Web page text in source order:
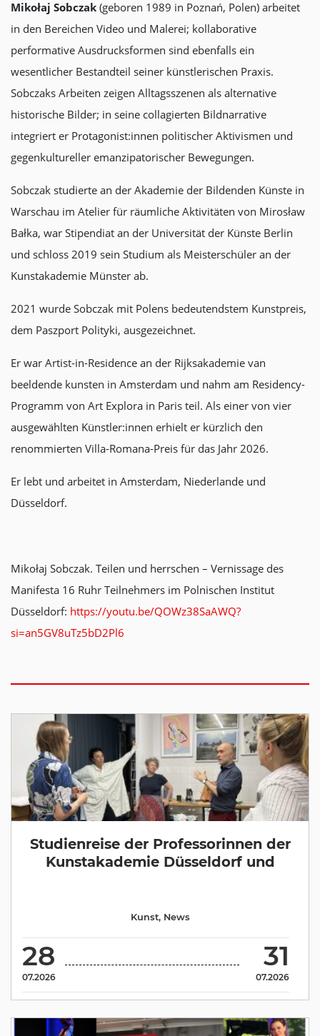
Mikołaj Sobczak (geboren 1989 in Poznań, Polen) arbeitet
in den Bereichen Video und Malerei; kollaborative
performative Ausdrucksformen sind ebenfalls ein
wesentlicher Bestandteil seiner künstlerischen Praxis.
Sobczaks Arbeiten zeigen Alltagsszenen als alternative
historische Bilder; in seine collagierten Bildnarrative
integriert er Protagonist:innen politischer Aktivismen und
gegenkultureller emanzipatorischer Bewegungen.
Sobczak studierte an der Akademie der Bildenden Künste in
Warschau im Atelier für räumliche Aktivitäten von Mirosław
Bałka, war Stipendiat an der Universität der Künste Berlin
und schloss 2019 sein Studium als Meisterschüler an der
Kunstakademie Münster ab.
2021 wurde Sobczak mit Polens bedeutendstem Kunstpreis,
dem Paszport Polityki, ausgezeichnet.
Er war Artist-in-Residence an der Rijksakademie van
beeldende kunsten in Amsterdam und nahm am Residency-
Programm von Art Explora in Paris teil. Als einer von vier
ausgewählten Künstler:innen erhielt er kürzlich den
renommierten Villa-Romana-Preis für das Jahr 2026.
Er lebt und arbeitet in Amsterdam, Niederlande und
Düsseldorf.
Mikołaj Sobczak. Teilen und herrschen – Vernissage des
Manifesta 16 Ruhr Teilnehmers im Polnischen Institut
Düsseldorf: https://youtu.be/QOWz38SaAWQ?
si=an5GV8uTz5bD2Pl6
Studienreise der Professorinnen der
Kunstakademie Düsseldorf und
28
07.2026
31
07.2026
Kunst, News